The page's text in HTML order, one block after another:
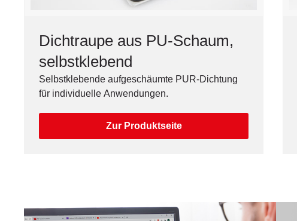
Dichtraupe aus PU-Schaum,
selbstklebend
Selbstklebende aufgeschäumte PUR-Dichtung
für individuelle Anwendungen.
Zur Produktseite